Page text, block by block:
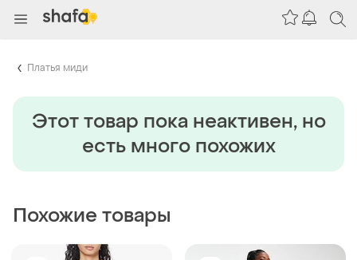
Платья миди
Этот товар пока неактивен, но
есть много похожих
Похожие товары